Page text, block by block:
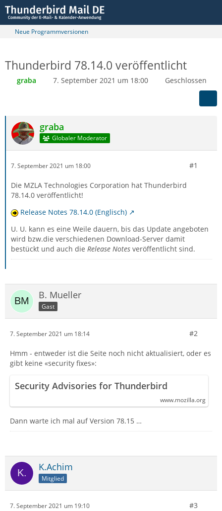
Neue Programmversionen
Thunderbird 78.14.0 veröffentlicht
graba 7. September 2021 um 18:00 Geschlossen
graba
Globaler Moderator
7. September 2021 um 18:00 #1
Die MZLA Technologies Corporation hat Thunderbird
78.14.0 veröffentlicht!
Release Notes 78.14.0 (Englisch)
U. U. kann es eine Weile dauern, bis das Update angeboten
wird bzw.die verschiedenen Download-Server damit
bestückt und auch die Release Notes veröffentlicht sind.
B. Mueller
Gast
7. September 2021 um 18:14 #2
Hmm - entweder ist die Seite noch nicht aktualisiert, oder es
gibt keine «security fixes»:
Security Advisories for Thunderbird
www.mozilla.org
Dann warte ich mal auf Version 78.15 …
K.Achim
Mitglied
7. September 2021 um 19:10 #3